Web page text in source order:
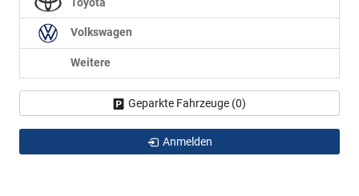
Volkswagen
Weitere
Geparkte Fahrzeuge (0)
Anmelden